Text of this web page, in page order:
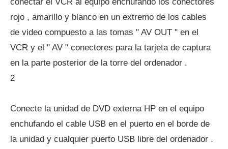
rojo , amarillo y blanco en un extremo de los cables
de video compuesto a las tomas " AV OUT " en el
VCR y el " AV " conectores para la tarjeta de captura
en la parte posterior de la torre del ordenador .
2
Conecte la unidad de DVD externa HP en el equipo
enchufando el cable USB en el puerto en el borde de
la unidad y cualquier puerto USB libre del ordenador .